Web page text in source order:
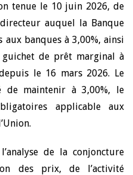
tenue le 10 juin 2026, de
auquel la Banque
aux banques à 3,00%, ainsi
de prêt marginal à
le 16 mars 2026. Le
de maintenir à 3,00%, le
applicable aux
de la conjoncture
des prix, de l’activité